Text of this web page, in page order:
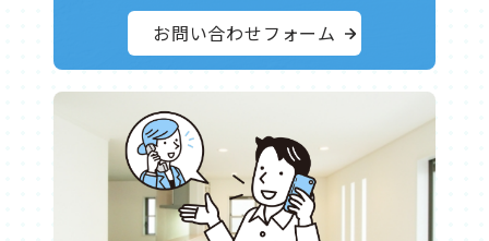
また、最新のセキュリティ技術を用いてサービスの安全性
を確保しております。
お申し込みから、通常1か月ほどで利用開始を予定しており
※申し込み状況によっては、ご利用開始まで2〜3か月程度
かかる場合がございます
※エリア内であっても設備や工事工法の都合によりご利用に
なれないことがございます
※お申込者が70歳以上の場合は、18歳〜69歳のご親族によ
地上デジタル放送、ＢＳ放送、ＣＳ放送（専門チャンネ
ル）を視聴することができます。
※別途有料のオプションチャンネルもございます
また、ご視聴いただけるチャンネルは、ご契約コースによ
って変わります。
詳しくはこちら
録画は可能ですか？
一般に販売されている地上デジタルチューナー内蔵の機器
で、地上デジタル放送の録画は可能です。
STBと録画機器の接続方法によっては、STBの番組予約と録
画機器の日時指定予約が必要です。
インターネットプロバイダZAQオプションサービスについ
メールを利用したい
環境設定通知書をご用意の上 こちら をご確認ください。
（外部リンクとなります）
設定が出来ない場合は、ZAQお客様センター（0120-98-86
440円/月］をご利用ください。
※「発信番号表示」対応の電話機が必要です
その他オプションサービスはこちらをご確認ください。
通話明細はWeb上（MY au
）からご確認いただけます。(外
部リンクとなります)
※KDDIから加入後送付させていただいているAU IDが必要で
なお、ご希望者に月額110円で紙面による通話明細を提供し
ます。（2024年11月より月額220円となります）
お問い合わせフォーム